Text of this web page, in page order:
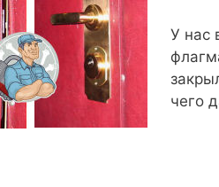
У нас
чего